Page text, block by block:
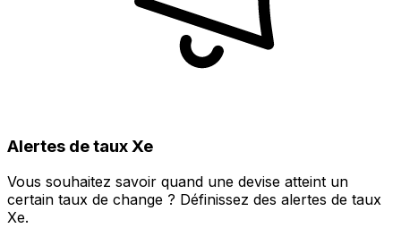
Alertes de taux Xe
Vous souhaitez savoir quand une devise atteint un
certain taux de change ? Définissez des alertes de taux
Xe.